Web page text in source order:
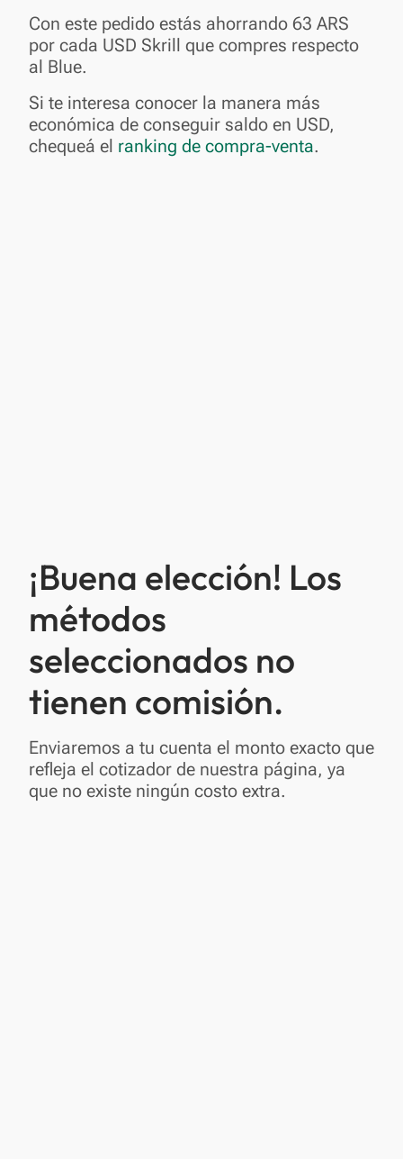
Con este pedido estás ahorrando 63 ARS
por cada USD Skrill que compres respecto
al Blue.
Si te interesa conocer la manera más
económica de conseguir saldo en USD,
chequeá el ranking de compra-venta.
¡Buena elección! Los
métodos
seleccionados no
tienen comisión.
Enviaremos a tu cuenta el monto exacto que
refleja el cotizador de nuestra página, ya
que no existe ningún costo extra.